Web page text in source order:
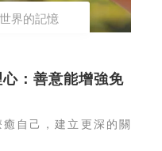
世界的記憶
：善意能增強免
自己，建立更深的關